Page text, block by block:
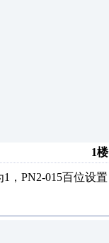
1楼
，PN2-015百位设置